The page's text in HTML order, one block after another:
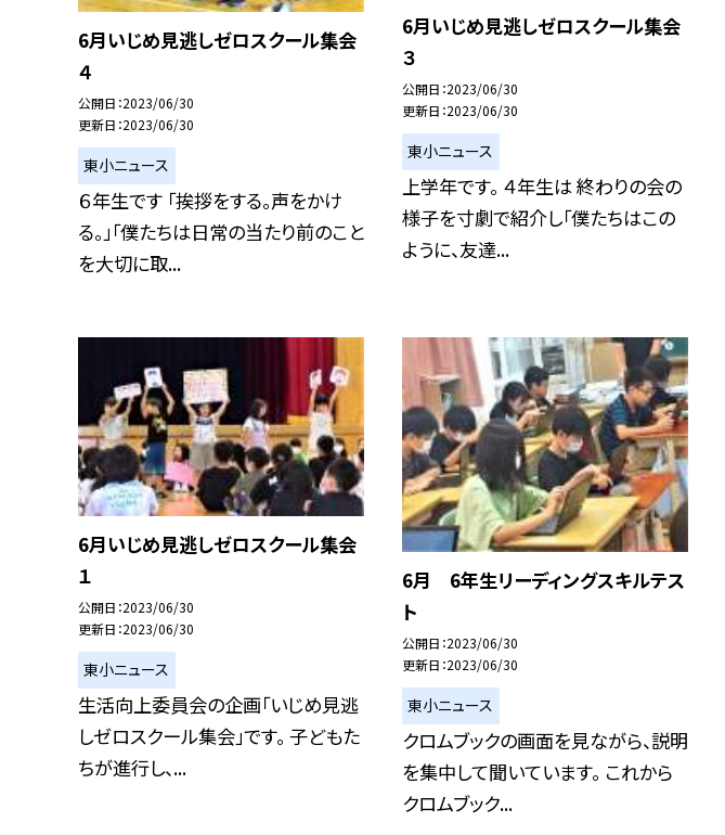
6月いじめ見逃しゼロスクール集会
４
公開日 2023/06/30
更新日 2023/06/30
東小ニュース
６年生です 「挨拶をする。声をかけ
る。」「僕たちは日常の当たり前のこと
を大切に取...
6月いじめ見逃しゼロスクール集会
３
公開日 2023/06/30
更新日 2023/06/30
東小ニュース
上学年です。 ４年生は 終わりの会の
様子を寸劇で紹介し「僕たちはこの
ように、友達...
6月いじめ見逃しゼロスクール集会
１
公開日 2023/06/30
更新日 2023/06/30
東小ニュース
生活向上委員会の企画「いじめ見逃
しゼロスクール集会」です。 子どもた
ちが進行し、...
6月 6年生リーディングスキルテス
ト
公開日 2023/06/30
更新日 2023/06/30
東小ニュース
クロムブックの画面を見ながら、説明
を集中して聞いています。 これから
クロムブック...